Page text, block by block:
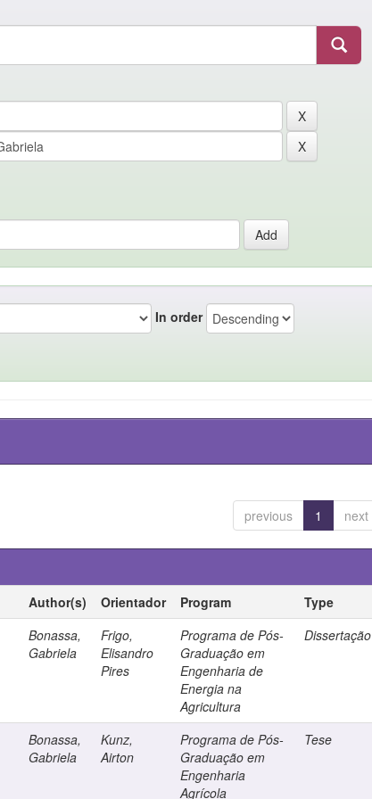
In order
previous 1 next
Author(s) Orientador Program
Type
Bonassa,
Gabriela
Frigo,
Elisandro
Pires
Programa de Pós-
Graduação em
Engenharia de
Energia na
Agricultura
Dissertação
Bonassa,
Gabriela
Kunz,
Airton
Programa de Pós-
Graduação em
Engenharia
Agrícola
Tese